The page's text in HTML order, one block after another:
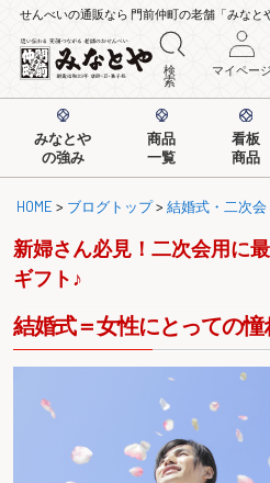
せんべいの通販なら 門前仲町の老舗「みなと
検
索
マイページ
みなとや
の強み
商品
一覧
看板
商品
HOME > ブログトップ> 結婚式・二次会
新婦さん必見！二次会用に
ギフト♪
結婚式＝女性にとっての